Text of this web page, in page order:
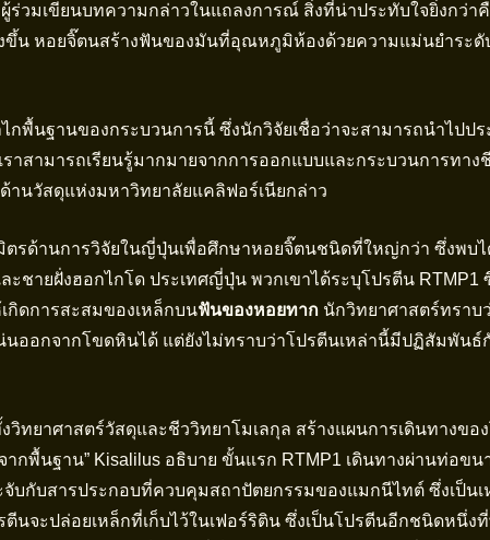
ผู้ร่วมเขียนบทความกล่าวในแถลงการณ์ สิ่งที่น่าประทับใจยิ่งกว่า
ขึ้น หอยจิ๊ตนสร้างฟันของมันที่อุณหภูมิห้องด้วยความแม่นยำระดั
พื้นฐานของกระบวนการนี้ ซึ่งนักวิจัยเชื่อว่าจะสามารถนำไปป
าสามารถเรียนรู้มากมายจากการออกแบบและกระบวนการทาง
านวัสดุแห่งมหาวิทยาลัยแคลิฟอร์เนียกล่าว
รด้านการวิจัยในญี่ปุ่นเพื่อศึกษาหอยจิ๊ตนชนิดที่ใหญ่กว่า ซึ่งพบไ
ะชายฝั่งฮอกไกโด ประเทศญี่ปุ่น พวกเขาได้ระบุโปรตีน RTMP1
กิดการสะสมของเหล็กบนฟันของหอยทาก นักวิทยาศาสตร์ทราบ
นออกจากโขดหินได้ แต่ยังไม่ทราบว่าโปรตีนเหล่านี้มีปฏิสัมพัน
วิทยาศาสตร์วัสดุและชีววิทยาโมเลกุล สร้างแผนการเดินทางขอ
ากพื้นฐาน” Kisalilus อธิบาย ขั้นแรก RTMP1 เดินทางผ่านท่อข
บกับสารประกอบที่ควบคุมสถาปัตยกรรมของแมกนีไทต์ ซึ่งเป็น
นจะปล่อยเหล็กที่เก็บไว้ในเฟอร์ริติน ซึ่งเป็นโปรตีนอีกชนิดหนึ่งที่